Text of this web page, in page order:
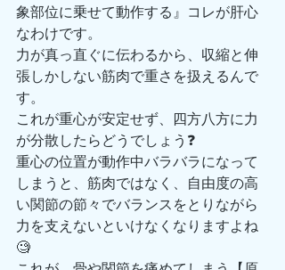
象部位に乗せて動作する』コレが肝心
なわけです。
力が真っ直ぐに伝わるから、収縮と伸
張しかしない筋肉で重さを扱えるんで
す。
これが重心が安定せず、四方八方に力
が分散したらどうでしょう❓
重心の位置が動作中バラバラになって
しまうと、筋肉ではなく、自由度の高
い関節の節々でバランスをとりながら
力を支えないといけなくなりますよね
🧐